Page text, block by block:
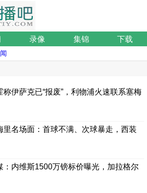
录像 集锦 下载
伊萨克已“报废”，利物浦火速联系塞梅
里名场面：首球不满、次球暴走，西装
：内维斯1500万镑标价曝光，加拉格尔